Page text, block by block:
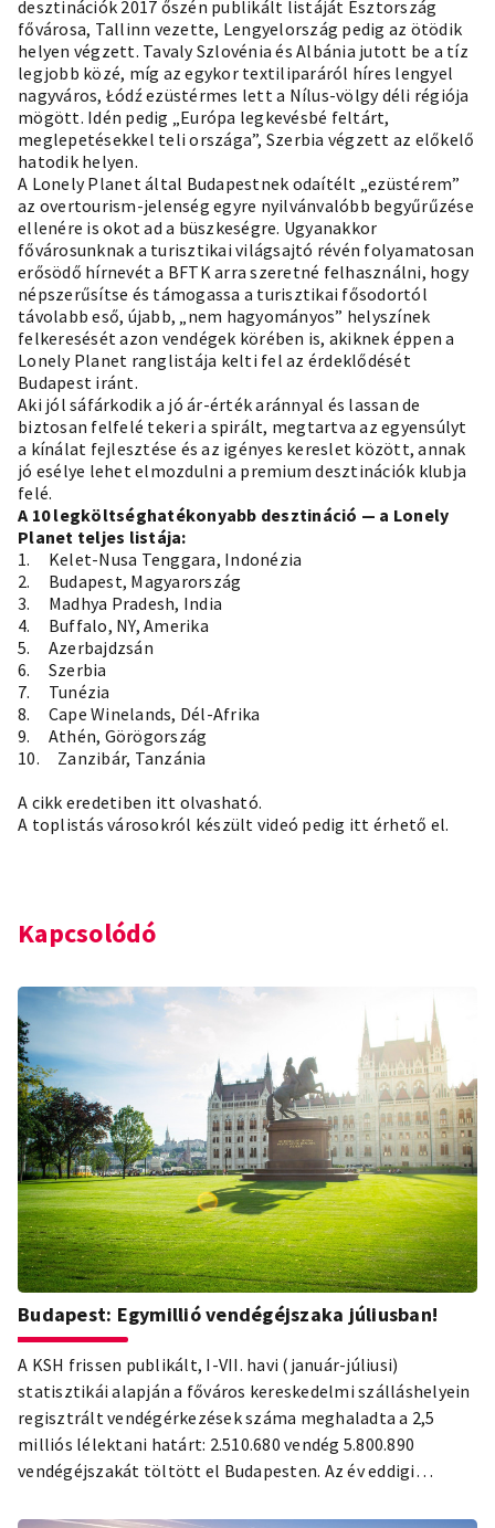
desztinációk 2017 őszén publikált listáját Észtország
fővárosa, Tallinn vezette, Lengyelország pedig az ötödik
helyen végzett. Tavaly Szlovénia és Albánia jutott be a tíz
legjobb közé, míg az egykor textiliparáról híres lengyel
nagyváros, Łódź ezüstérmes lett a Nílus-völgy déli régiója
mögött. Idén pedig „Európa legkevésbé feltárt,
meglepetésekkel teli országa”, Szerbia végzett az előkelő
hatodik helyen.
A Lonely Planet által Budapestnek odaítélt „ezüstérem”
az overtourism-jelenség egyre nyilvánvalóbb begyűrűzése
ellenére is okot ad a büszkeségre. Ugyanakkor
fővárosunknak a turisztikai világsajtó révén folyamatosan
erősödő hírnevét a BFTK arra szeretné felhasználni, hogy
népszerűsítse és támogassa a turisztikai fősodortól
távolabb eső, újabb, „nem hagyományos” helyszínek
felkeresését azon vendégek körében is, akiknek éppen a
Lonely Planet ranglistája kelti fel az érdeklődését
Budapest iránt.
Aki jól sáfárkodik a jó ár-érték aránnyal és lassan de
biztosan felfelé tekeri a spirált, megtartva az egyensúlyt
a kínálat fejlesztése és az igényes kereslet között, annak
jó esélye lehet elmozdulni a premium desztinációk klubja
felé.
A 10 legköltséghatékonyabb desztináció — a Lonely
Planet teljes listája:
1. Kelet-Nusa Tenggara, Indonézia
2. Budapest, Magyarország
3. Madhya Pradesh, India
4. Buffalo, NY, Amerika
5. Azerbajdzsán
6. Szerbia
7. Tunézia
8. Cape Winelands, Dél-Afrika
9. Athén, Görögország
10. Zanzibár, Tanzánia
A cikk eredetiben itt olvasható.
A toplistás városokról készült videó pedig itt érhető el.
Kapcsolódó
Budapest: Egymillió vendégéjszaka júliusban!
A KSH frissen publikált, I-VII. havi (január-júliusi)
statisztikái alapján a főváros kereskedelmi szálláshelyein
regisztrált vendégérkezések száma meghaladta a 2,5
milliós lélektani határt: 2.510.680 vendég 5.800.890
vendégéjszakát töltött el Budapesten. Az év eddigi